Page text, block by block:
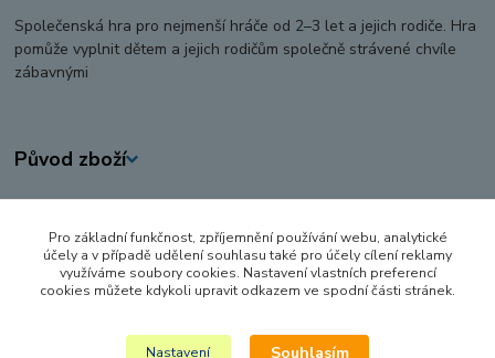
Společenská hra pro nejmenší hráče od 2–3 let a jejich rodiče. Hra
pomůže vyplnit dětem a jejich rodičům společně strávené chvíle
zábavnými
Původ zboží
Zboží zařazeno v kategoriích
HRY A HLAVOLAMY
STOLNÍ HRY
Pro základní funkčnost, zpříjemnění používání webu, analytické
účely a v případě udělení souhlasu také pro účely cílení reklamy
využíváme soubory cookies. Nastavení vlastních preferencí
cookies můžete kdykoli upravit odkazem ve spodní části stránek.
Nastavení Souhlasím